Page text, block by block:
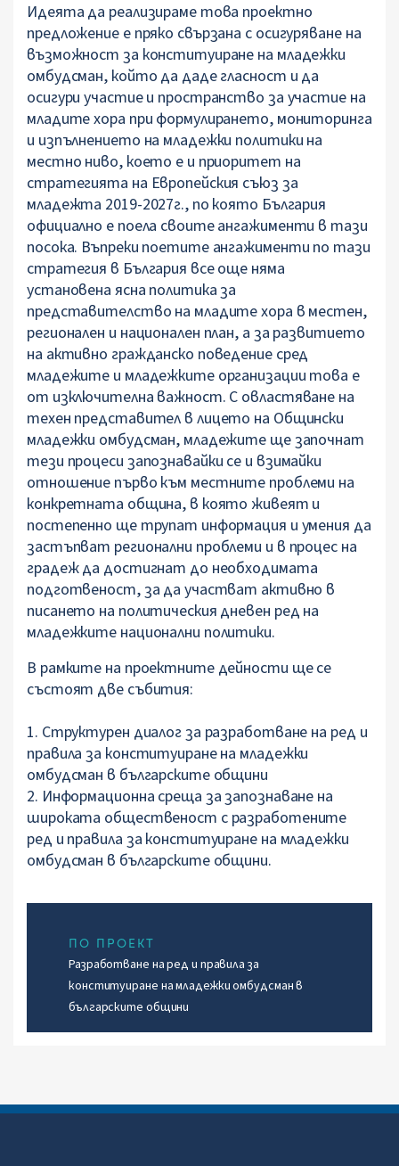
Идеята да реализираме това проектно
предложение е пряко свързана с осигуряване на
възможност за конституиране на младежки
омбудсман, който да даде гласност и да
осигури участие и пространство за участие на
младите хора при формулирането, мониторинга
и изпълнението на младежки политики на
местно ниво, което е и приоритет на
стратегията на Европейския съюз за
младежта 2019-2027г., по която България
официално е поела своите ангажименти в тази
посока. Въпреки поетите ангажименти по тази
стратегия в България все още няма
установена ясна политика за
представителство на младите хора в местен,
регионален и национален план, а за развитието
на активно гражданско поведение сред
младежите и младежките организации това е
от изключителна важност. С овластяване на
техен представител в лицето на Общински
младежки омбудсман, младежите ще започнат
тези процеси запознавайки се и взимайки
отношение първо към местните проблеми на
конкретната община, в която живеят и
постепенно ще трупат информация и умения да
застъпват регионални проблеми и в процес на
градеж да достигнат до необходимата
подготвеност, за да участват активно в
писането на политическия дневен ред на
младежките национални политики.
В рамките на проектните дейности ще се
състоят две събития:
1. Структурен диалог за разработване на ред и
правила за конституиране на младежки
омбудсман в българските общини
2. Информационна среща за запознаване на
широката общественост с разработените
ред и правила за конституиране на младежки
омбудсман в българските общини.
ПО ПРОЕКТ
Разработване на ред и правила за
конституиране на младежки омбудсман в
българските общини